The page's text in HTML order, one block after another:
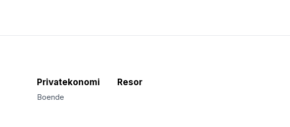
Privatekonomi
Boende
Resor